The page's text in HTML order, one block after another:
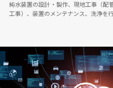
純水装置の設計・製作、現地工事（配
工事）、装置のメンテナンス、洗浄を行